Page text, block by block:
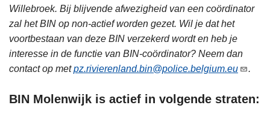
Willebroek. Bij blijvende afwezigheid van een coördinator
zal het BIN op non-actief worden gezet. Wil je dat het
voortbestaan van deze BIN verzekerd wordt en heb je
interesse in de functie van BIN-coördinator? Neem dan
contact op metpz.rivierenland.bin@police.belgium.eu .
BIN Molenwijk is actief in volgende straten: